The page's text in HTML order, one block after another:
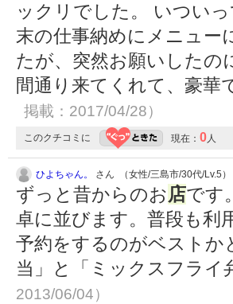
ックリでした。 いつい
末の仕事納めにメニュー
たが、突然お願いしたの
間通り来てくれて、豪
掲載：2017/04/28）
このクチコミに 現在： 0人
ひよちゃん。 さん （女性/三島市/30代/Lv.5）
ずっと昔からのお店です
卓に並びます。普段も利
予約をするのがベストか
当」と「ミックスフライ
2013/06/04）